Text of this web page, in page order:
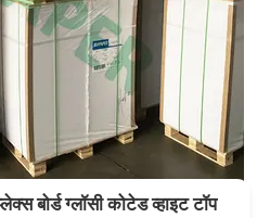
बोर्ड ग्लॉसी कोटेड व्हाइट टॉप